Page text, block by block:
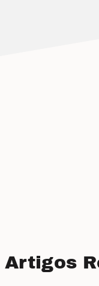
Artigos